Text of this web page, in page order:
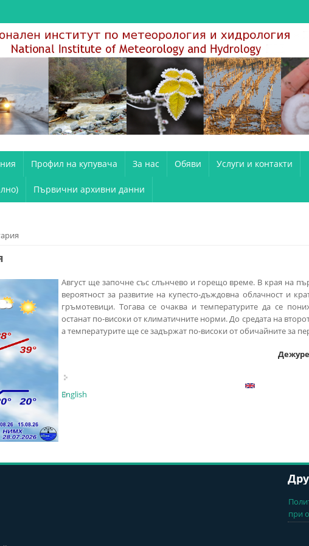
Профил на купувача За нас Обяви Услуги и контакти
Първични архивни данни
Август ще започне със слънчево и горещо време. В края на
вероятност за развитие на купесто-дъждовна облачност и
гръмотевици. Тогава се очаква и температурите да се
останат по-високи от климатичните норми. До средата на
а температурите ще се задържат по-високи от обичайните за
English
при